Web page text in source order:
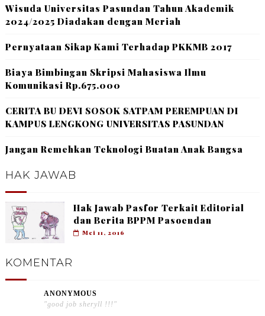
Wisuda Universitas Pasundan Tahun Akademik
2024/2025 Diadakan dengan Meriah
Pernyataan Sikap Kami Terhadap PKKMB 2017
Biaya Bimbingan Skripsi Mahasiswa Ilmu
Komunikasi Rp.675.000
CERITA BU DEVI SOSOK SATPAM PEREMPUAN DI
KAMPUS LENGKONG UNIVERSITAS PASUNDAN
Jangan Remehkan Teknologi Buatan Anak Bangsa
HAK JAWAB
Hak Jawab Pasfor Terkait Editorial
dan Berita BPPM Pasoendan
Mei 11, 2016
KOMENTAR
ANONYMOUS
"good job sheryll !!!"